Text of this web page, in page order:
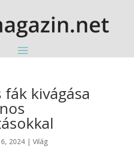
fák kivágása
2024| Világ